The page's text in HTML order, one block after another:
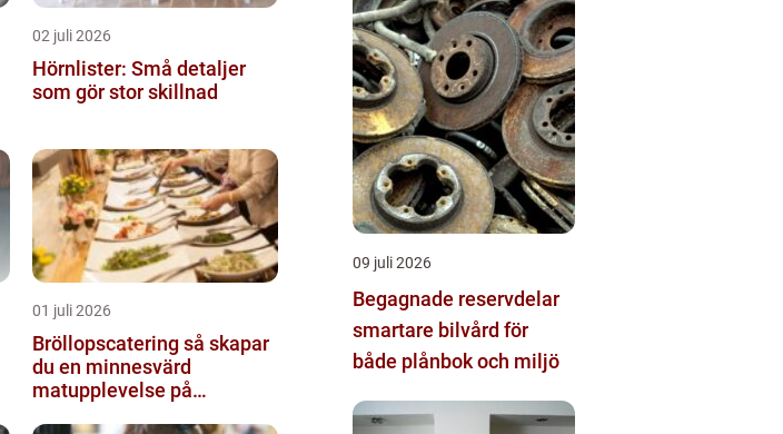
02 juli 2026
Hörnlister: Små detaljer
som gör stor skillnad
01 juli 2026
Bröllopscatering så skapar
du en minnesvärd
matupplevelse på
09 juli 2026
Begagnade reservdelar
smartare bilvård för
både plånbok och miljö